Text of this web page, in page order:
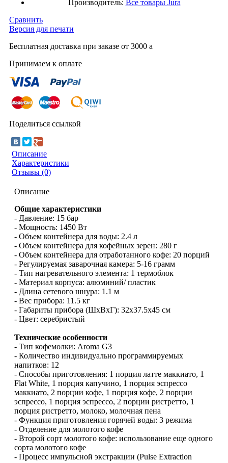
Производитель: Все товары Jura
Сравнить
Версия для печати
Бесплатная доставка при заказе от 3000 a
Принимаем к оплате
Поделиться ссылкой
Описание
Характеристики
Отзывы (0)
Описание
Общие характеристики
- Давление: 15 бар
- Мощность: 1450 Вт
- Объем контейнера для воды: 2.4 л
- Объем контейнера для кофейных зерен: 280 г
- Объем контейнера для отработанного кофе: 20 порций
- Регулируемая заварочная камера: 5-16 грамм
- Тип нагревательного элемента: 1 термоблок
- Материал корпуса: алюминий/ пластик
- Длина сетевого шнура: 1.1 м
- Вес прибора: 11.5 кг
- Габариты прибора (ШхВхГ): 32x37.5x45 cм
- Цвет: серебристый
Технические особенности
- Тип кофемолки: Aroma G3
- Количество индивидуально программируемых
напитков: 12
- Способы приготовления: 1 порция латте маккиато, 1
Flat White, 1 порция капучино, 1 порция эспрессо
маккиато, 2 порции кофе, 1 порция кофе, 2 порции
эспрессо, 1 порция эспрессо, 2 порции ристретто, 1
порция ристретто, молоко, молочная пена
- Функция приготовления горячей воды: 3 режима
- Отделение для молотого кофе
- Второй сорт молотого кофе: использование еще одного
сорта молотого кофе
- Процесс импульсной экстракции (Pulse Extraction